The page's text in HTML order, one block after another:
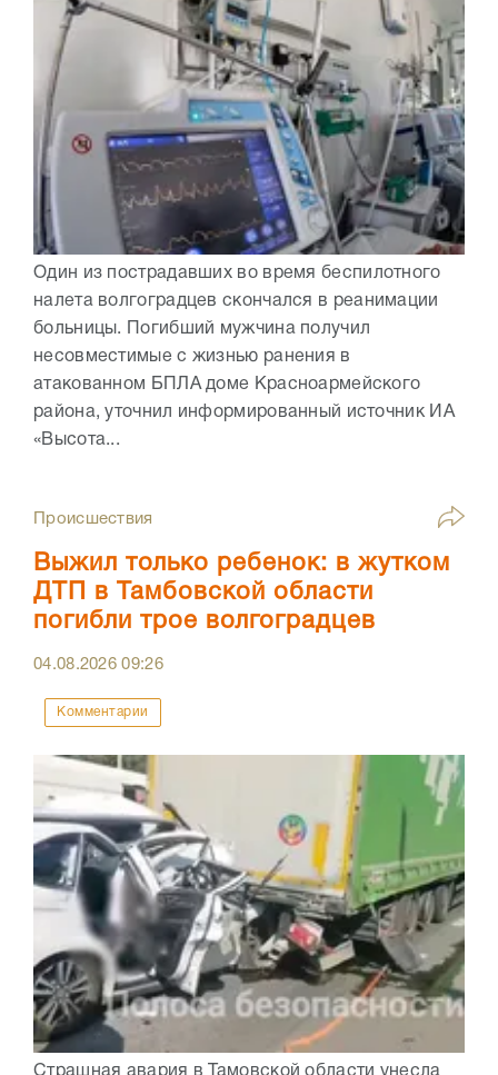
Один из пострадавших во время беспилотного
налета волгоградцев скончался в реанимации
больницы. Погибший мужчина получил
несовместимые с жизнью ранения в
атакованном БПЛА доме Красноармейского
района, уточнил информированный источник ИА
«Высота...
Происшествия
Выжил только ребенок: в жутком
ДТП в Тамбовской области
погибли трое волгоградцев
04.08.202609:26
Комментарии
Страшная авария в Тамовской области унесла